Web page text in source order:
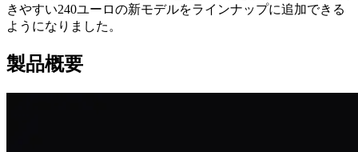
きやすい240ユーロの新モデルをラインナップに追加できる
ようになりました。
製品概要